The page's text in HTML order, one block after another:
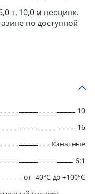
т, 10,0 м неоцинк.
по доступной
10
16
Канатные
6:1
от -40°C до +100°C